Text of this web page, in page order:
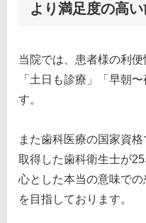
より満足度の高
当院では、患者様の利便
「土日も診療」「早朝
す。
また歯科医療の国家資
取得した歯科衛生士が
心とした本当の意味で
を目指しております。